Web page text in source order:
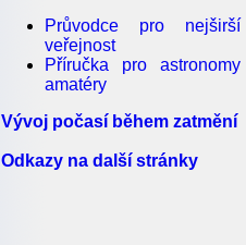
Průvodce pro nejširší
veřejnost
Příručka pro astronomy
amatéry
Vývoj počasí během zatmění
Odkazy na další stránky